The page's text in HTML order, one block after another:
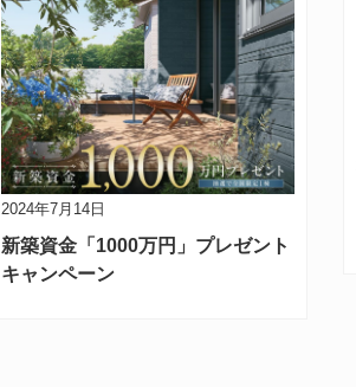
2024年7月14日
新築資金「1000万円」プレゼント
キャンペーン